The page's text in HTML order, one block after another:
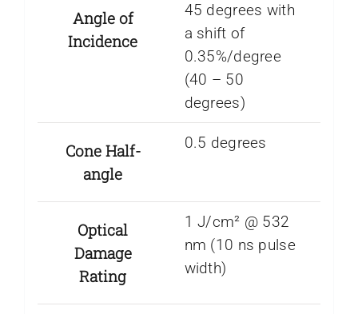
Angle of
Incidence
45 degrees with
a shift of
0.35%/degree
(40 – 50
degrees)
Cone Half-
angle
0.5 degrees
Optical
Damage
Rating
1 J/cm² @ 532
nm (10 ns pulse
width)